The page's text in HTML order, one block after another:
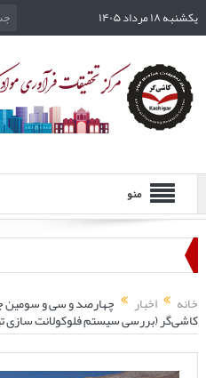
یکشنبه ۱۸ مرداد ۱۴۰۵
منو
خانه اخبار چهارصد و سی و سومین
کاشی‌گر (بررسی سیستم فلوکولانت